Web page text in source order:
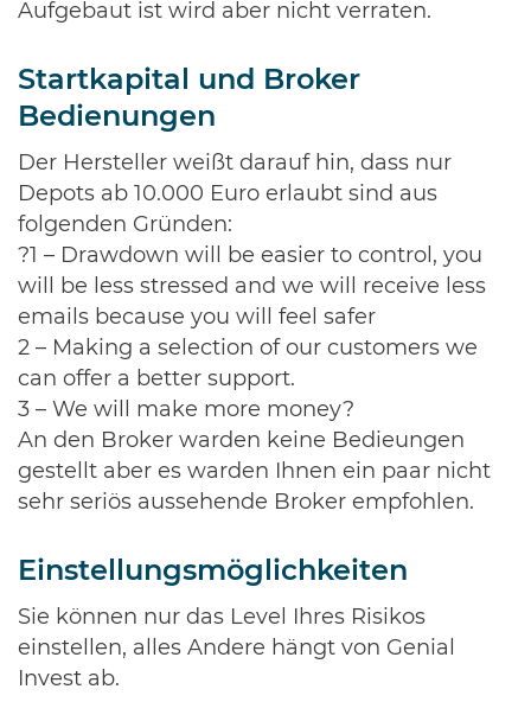
Aufgebaut ist wird aber nicht verraten.
Startkapital und Broker
Bedienungen
Der Hersteller weißt darauf hin, dass nur
Depots ab 10.000 Euro erlaubt sind aus
folgenden Gründen:
?1 – Drawdown will be easier to control, you
will be less stressed and we will receive less
emails because you will feel safer
2 – Making a selection of our customers we
can offer a better support.
3 – We will make more money?
An den Broker warden keine Bedieungen
gestellt aber es warden Ihnen ein paar nicht
sehr seriös aussehende Broker empfohlen.
Einstellungsmöglichkeiten
Sie können nur das Level Ihres Risikos
einstellen, alles Andere hängt von Genial
Invest ab.